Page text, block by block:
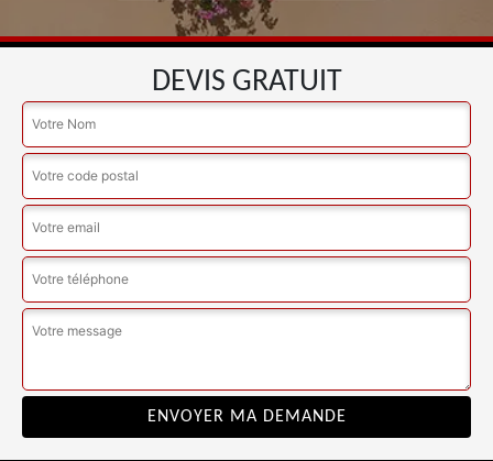
DEVIS GRATUIT